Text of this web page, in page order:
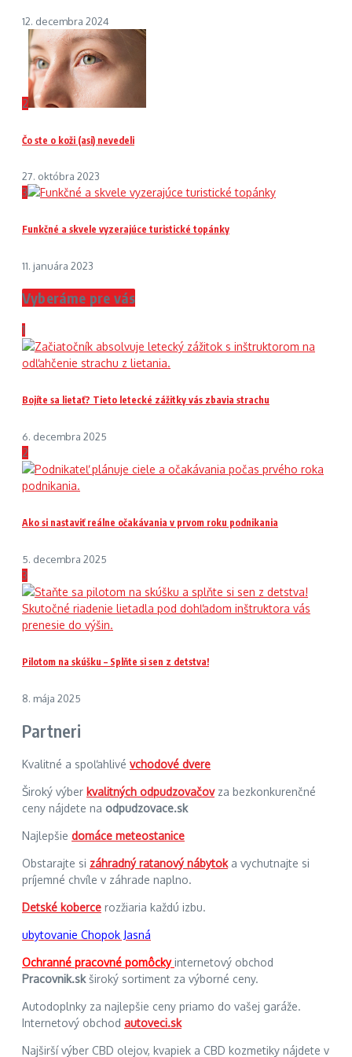
12. decembra 2024
2
Čo ste o koži (asi) nevedeli
27. októbra 2023
3
Funkčné a skvele vyzerajúce turistické topánky
11. januára 2023
Vyberáme pre vás
1
Bojíte sa lietať? Tieto letecké zážitky vás zbavia strachu
6. decembra 2025
2
Ako si nastaviť reálne očakávania v prvom roku podnikania
5. decembra 2025
3
Pilotom na skúšku – Splňte si sen z detstva!
8. mája 2025
Partneri
Kvalitné a spoľahlivé vchodové dvere
Široký výber kvalitných odpudzovačovza bezkonkurenčné
ceny nájdete na odpudzovace.sk
Najlepšie domáce meteostanice
Obstarajte si záhradný ratanový nábytoka vychutnajte si
príjemné chvíle v záhrade naplno.
Detské koberce rozžiaria každú izbu.
ubytovanie Chopok Jasná
Ochranné pracovné pomôckyinternetový obchod
Pracovnik.skširoký sortiment za výborné ceny.
Autodoplnky za najlepšie ceny priamo do vašej garáže.
Internetový obchod autoveci.sk
Najširší výber CBD olejov, kvapiek a CBD kozmetiky nájdete v